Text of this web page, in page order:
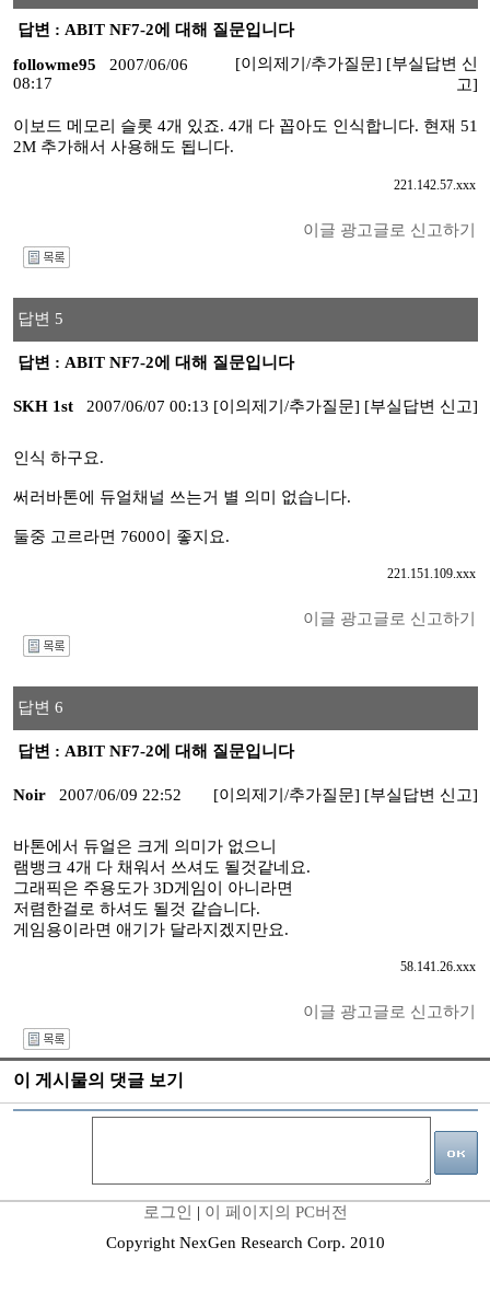
답변 : ABIT NF7-2에 대해 질문입니다
followme95
2007/06/06
08:17
[이의제기/추가질문] [부실답변 신
고]
이보드 메모리 슬롯 4개 있죠. 4개 다 꼽아도 인식합니다. 현재 51
2M 추가해서 사용해도 됩니다.
221.142.57.xxx
이글 광고글로 신고하기
답변 5
답변 : ABIT NF7-2에 대해 질문입니다
SKH 1st 2007/06/07 00:13 [이의제기/추가질문] [부실답변 신고]
인식 하구요.
써러바톤에 듀얼채널 쓰는거 별 의미 없습니다.
둘중 고르라면 7600이 좋지요.
221.151.109.xxx
이글 광고글로 신고하기
답변 6
답변 : ABIT NF7-2에 대해 질문입니다
Noir 2007/06/09 22:52 [이의제기/추가질문] [부실답변 신고]
바톤에서 듀얼은 크게 의미가 없으니
램뱅크 4개 다 채워서 쓰셔도 될것같네요.
그래픽은 주용도가 3D게임이 아니라면
저렴한걸로 하셔도 될것 같습니다.
게임용이라면 애기가 달라지겠지만요.
58.141.26.xxx
이글 광고글로 신고하기
이 게시물의 댓글 보기
로그인 | 이 페이지의 PC버전
Copyright NexGen Research Corp. 2010